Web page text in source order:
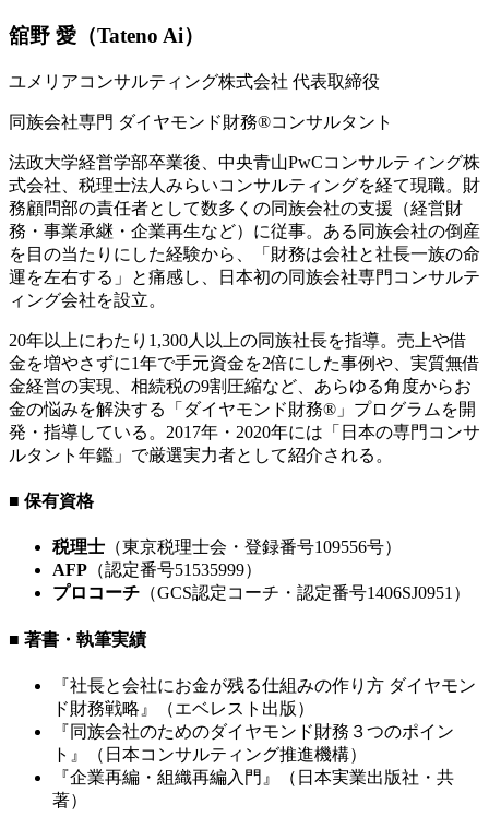
舘野 愛 （Tateno Ai）
ユメリアコンサルティング株式会社 代表取締役
同族会社専門 ダイヤモンド財務®コンサルタント
法政大学経営学部卒業後、中央青山PwCコンサルティング株
式会社、税理士法人みらいコンサルティングを経て現職。財
務顧問部の責任者として数多くの同族会社の支援（経営財
務・事業承継・企業再生など）に従事。ある同族会社の倒産
を目の当たりにした経験から、「財務は会社と社長一族の命
運を左右する」と痛感し、日本初の同族会社専門コンサルテ
ィング会社を設立。
20年以上にわたり1,300人以上の同族社長を指導。売上や借
金を増やさずに1年で手元資金を2倍にした事例や、実質無借
金経営の実現、相続税の9割圧縮など、あらゆる角度からお
金の悩みを解決する「ダイヤモンド財務®」プログラムを開
発・指導している。2017年・2020年には「日本の専門コンサ
ルタント年鑑」で厳選実力者として紹介される。
■ 保有資格
税理士 （東京税理士会・登録番号109556号）
AFP （認定番号51535999）
プロコーチ （GCS認定コーチ・認定番号1406SJ0951）
■ 著書・執筆実績
『社長と会社にお金が残る仕組みの作り方 ダイヤモン
ド財務戦略』（エベレスト出版）
『同族会社のためのダイヤモンド財務３つのポイン
ト』（日本コンサルティング推進機構）
『企業再編・組織再編入門』（日本実業出版社・共
著）